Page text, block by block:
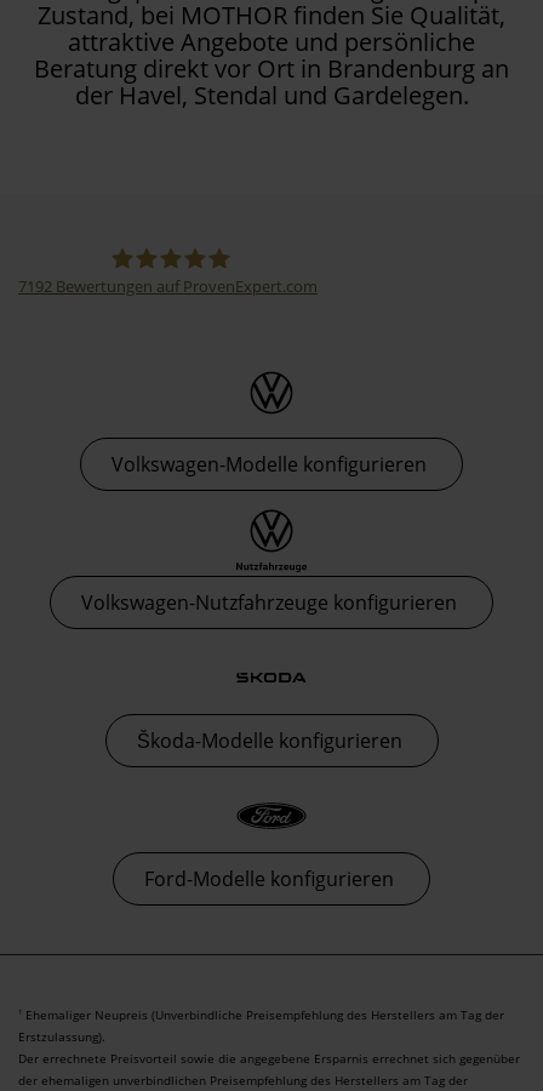
Zustand, bei MOTHOR finden Sie Qualität,
attraktive Angebote und persönliche
Beratung direkt vor Ort in Brandenburg an
der Havel, Stendal und Gardelegen.
7192 Bewertungen auf ProvenExpert.com
Volkswagen-Modelle konfigurieren
Volkswagen-Nutzfahrzeuge konfigurieren
Škoda-Modelle konfigurieren
Ford-Modelle konfigurieren
1 Ehemaliger Neupreis (Unverbindliche Preisempfehlung des Herstellers am Tag der
Erstzulassung).
Der errechnete Preisvorteil sowie die angegebene Ersparnis errechnet sich gegenüber
der ehemaligen unverbindlichen Preisempfehlung des Herstellers am Tag der